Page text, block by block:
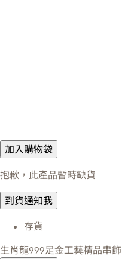
加入購物袋
抱歉，此產品暫時缺貨
到貨通知我
存貨
生肖龍999足金工藝精品串飾